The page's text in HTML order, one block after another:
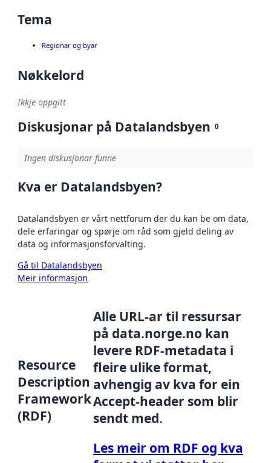
Tema
Regionar og byar
Nøkkelord
Ikkje oppgitt
Diskusjonar på Datalandsbyen 0
Ingen diskusjonar funne
Kva er Datalandsbyen?
Datalandsbyen er vårt nettforum der du kan be om data,
dele erfaringar og spørje om råd som gjeld deling av
data og informasjonsforvalting.
Gå til Datalandsbyen
Meir informasjon
Resource
Description
Framework
(RDF)
Alle URL-ar til ressursar
på data.norge.no kan
levere RDF-metadata i
fleire ulike format,
avhengig av kva for ein
Accept-header som blir
sendt med.
Les meir om RDF og kva